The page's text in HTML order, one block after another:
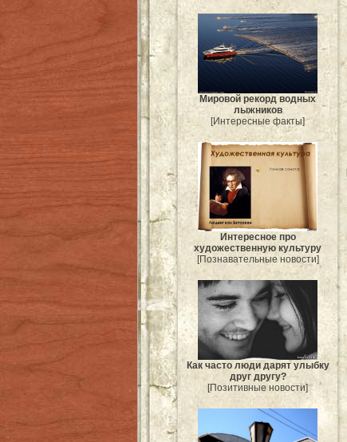
Мировой рекорд водных
лыжников
[Интересные факты]
Интересное про
художественную культуру
[Познавательные новости]
Как часто люди дарят улыбку
друг другу?
[Позитивные новости]